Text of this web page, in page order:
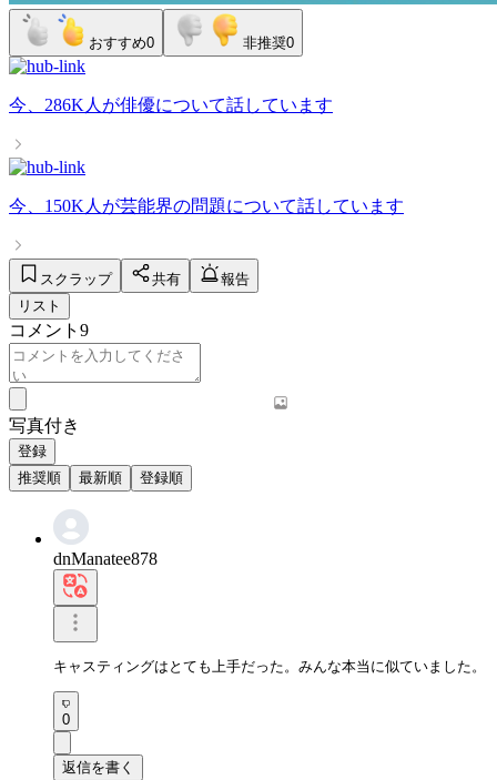
おすすめ0 非推奨0
今、 286K人 が俳優について話しています
今、 150K人 が芸能界の問題について話しています
スクラップ 共有
報告
リスト
コメント 9
写真付き
登録
推奨順
最新順 登録順
dnManatee878
キャスティングはとても上手だった。みんな本当に似ていました。
0
返信を書く